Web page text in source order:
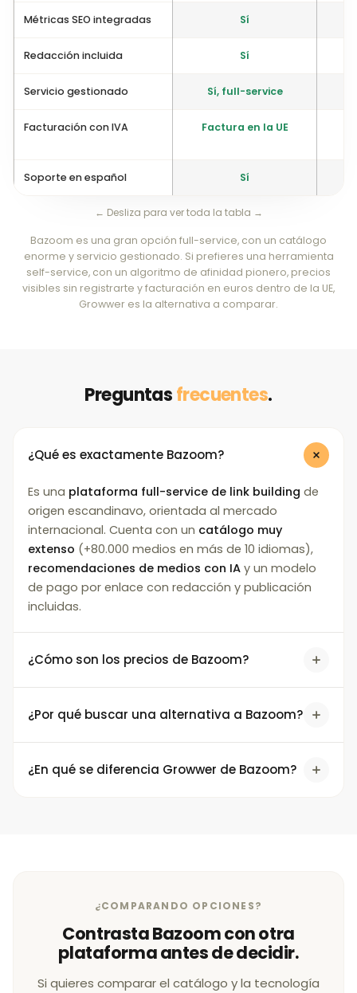
Métricas SEO integradas Sí
Redacción incluida Sí
Servicio gestionado Sí, full-service
Facturación con IVA Factura en la UE
Soporte en español Sí
← Desliza para ver toda la tabla →
Bazoom es una gran opción full-service, con un catálogo
enorme y servicio gestionado. Si prefieres una herramienta
self-service, con un algoritmo de afinidad pionero, precios
visibles sin registrarte y facturación en euros dentro de la UE,
Growwer es la alternativa a comparar.
Preguntasfrecuentes.
¿Qué es exactamente Bazoom?
Es una plataforma full-service de link building de
origen escandinavo, orientada al mercado
internacional. Cuenta con un catálogo muy
extenso (+80.000 medios en más de 10 idiomas),
recomendaciones de medios con IA y un modelo
de pago por enlace con redacción y publicación
incluidas.
¿Cómo son los precios de Bazoom?
¿Por qué buscar una alternativa a Bazoom?
¿En qué se diferencia Growwer de Bazoom?
¿COMPARANDO OPCIONES?
Contrasta Bazoom con otra
plataforma antes de decidir.
Si quieres comparar el catálogo y la tecnología